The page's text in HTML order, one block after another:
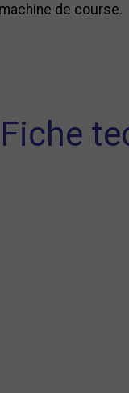
de course.
Fiche